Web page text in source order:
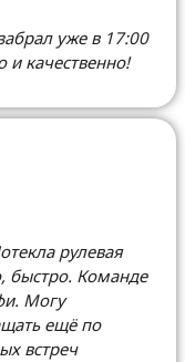
уже в 17:00
и качественно!
рулевая
быстро. Команде
Могу
ещё по
встреч